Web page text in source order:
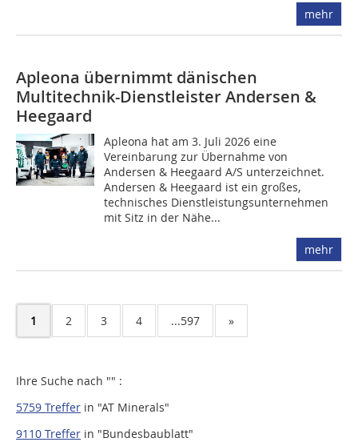
mehr
Apleona übernimmt dänischen
Multitechnik-Dienstleister Andersen &
Heegaard
Apleona hat am 3. Juli 2026 eine
Vereinbarung zur Übernahme von
Andersen & Heegaard A/S unterzeichnet.
Andersen & Heegaard ist ein großes,
technisches Dienstleistungsunternehmen
mit Sitz in der Nähe...
mehr
1 2 3 4 ...597 »
Ihre Suche nach "" :
5759 Treffer in "AT Minerals"
9110 Treffer in "Bundesbaublatt"